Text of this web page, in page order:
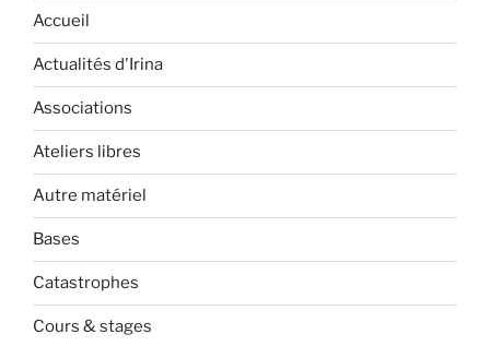
Accueil
Actualités d'Irina
Associations
Ateliers libres
Autre matériel
Bases
Catastrophes
Cours & stages